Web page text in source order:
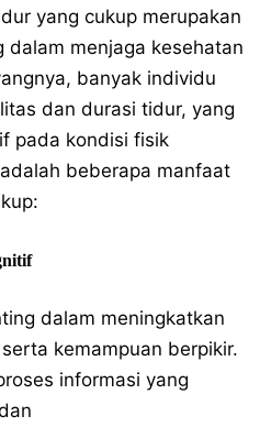
yang cukup merupakan
menjaga kesehatan
banyak individu
dan durasi tidur, yang
pada kondisi fisik
beberapa manfaat
dalam meningkatkan
kemampuan berpikir.
informasi yang